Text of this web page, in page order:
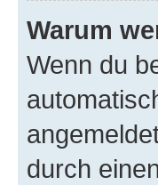
Warum
Wenn du
durch